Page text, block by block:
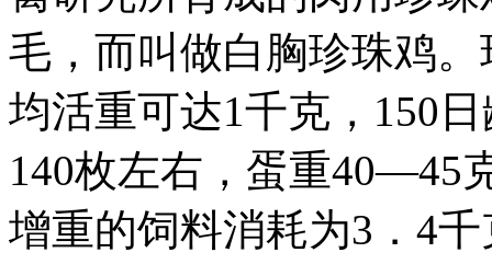
毛，而叫做白胸珍珠
均活重可达1千克，150
140枚左右，蛋重40—45
增重的饲料消耗为3．4